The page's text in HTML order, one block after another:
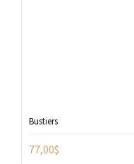
Bustiers
77,00$